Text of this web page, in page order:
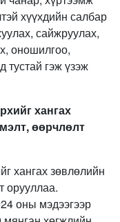
хүүхдийн салбар
сайжруулах,
оношилгоо,
тустай гэж үзэж
хангах
өөрчлөлт
хангах зөвлөлийн
орууллаа.
оны мэдээгээр